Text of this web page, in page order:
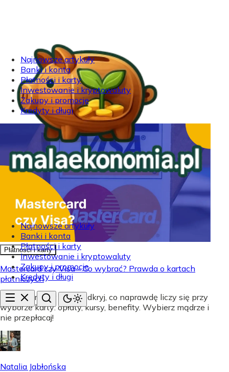
Najnowsze artykuły
Banki i konta
Płatności i karty
Inwestowanie i kryptowaluty
Zakupy i promocje
Kredyty i długi
Najnowsze artykuły
Banki i konta
Płatności i karty
Inwestowanie i kryptowaluty
Zakupy i promocje
Kredyty i długi
Płatności i karty
Mastercard czy Visa - Co wybrać? Prawda o kartach
płatniczych
Mastercard czy Visa? Odkryj, co naprawdę liczy się przy
wyborze karty: opłaty, kursy, benefity. Wybierz mądrze i
nie przepłacaj!
Natalia Jabłońska